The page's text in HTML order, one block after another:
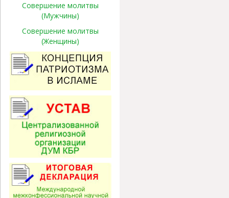
Совершение молитвы
(Мужчины)
Совершение молитвы
(Женщины)